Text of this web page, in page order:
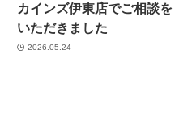
カインズ伊東店でご相談を
いただきました
2026.05.24